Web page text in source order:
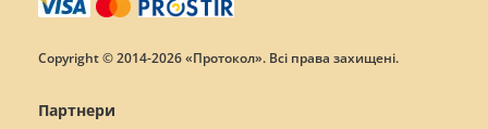
Copyright © 2014-2026 «Протокол». Всі права захищені.
Партнери